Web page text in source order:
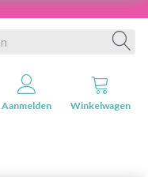
Aanmelden Winkelwagen